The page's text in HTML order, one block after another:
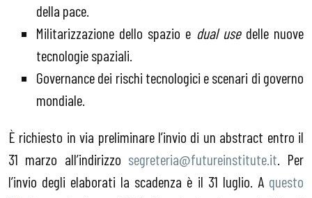
della pace.
Militarizzazione dello spazio e dual usedelle nuove
tecnologie spaziali.
Governance dei rischi tecnologici e scenari di governo
mondiale.
È richiesto in via preliminare l’invio di un abstract entro il
31 marzo all’indirizzo segreteria@futureinstitute.it . Per
l’invio degli elaborati la scadenza è il 31 luglio. A questo